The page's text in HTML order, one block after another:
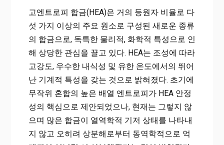
고엔트로피 합금(HEA)은 거의 등원자 비율로 다
섯 가지 이상의 주요 원소로 구성된 새로운 종류
의 합금으로, 독특한 물리적, 화학적 특성으로 인
해 상당한 관심을 끌고 있다. HEA는 조성에 따라
고강도, 우수한 내식성 및 유한 온도에서의 뛰어
난 기계적 특성을 갖는 것으로 밝혀졌다. 초기에
무작위 혼합의 높은 배열 엔트로피가 HEA 안정
성의 핵심으로 제안되었으나, 현재는 그렇지 않
으며 많은 합금이 열역학적 기저 상태를 나타내
지 않고 오히려 상분해로부터 동역학적으로 억